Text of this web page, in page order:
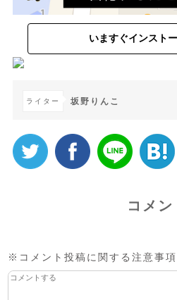
いますぐインスト
ライター 坂野りんこ
コメン
※コメント投稿に関する注意事項